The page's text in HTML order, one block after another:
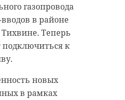
газопровода
в районе
Теперь
к
новых
в рамках